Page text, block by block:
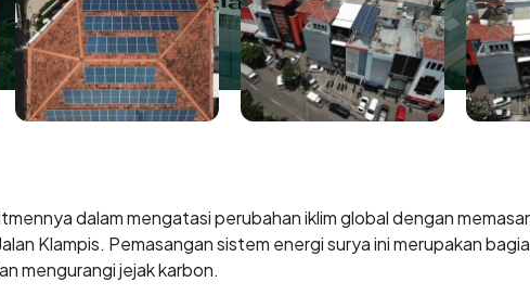
dalam mengatasi perubahan iklim global dengan
Klampis. Pemasangan sistem energi surya ini merupakan
mengurangi jejak karbon.